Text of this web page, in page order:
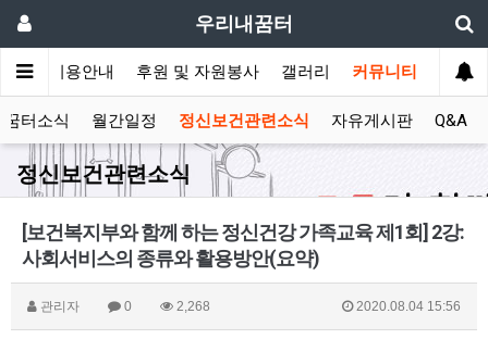
우리내꿈터
내 이용안내 후원 및 자원봉사 갤러리 커뮤니티
꿈터소식 월간일정 정신보건관련소식 자유게시판 Q&A
정신보건관련소식
[보건복지부와 함께 하는 정신건강 가족교육 제1회] 2강:
사회서비스의 종류와 활용방안(요약)
관리자 0 2,268 2020.08.04 15:56